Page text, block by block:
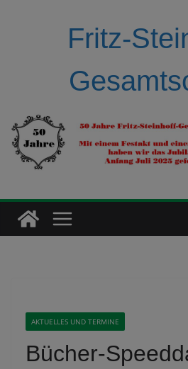
Fritz-
AKTUELLES UND TERMINE
Bücher-